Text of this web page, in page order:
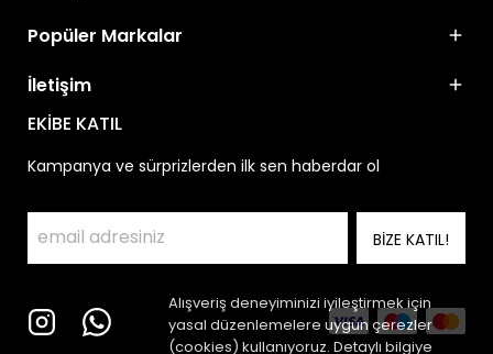
Alışveriş deneyiminizi iyileştirmek için
yasal düzenlemelere uygun çerezler
(cookies) kullanıyoruz. Detaylı bilgiye
Popüler Markalar
İletişim
EKİBE KATIL
Kampanya ve sürprizlerden ilk sen haberdar ol
BİZE KATIL!